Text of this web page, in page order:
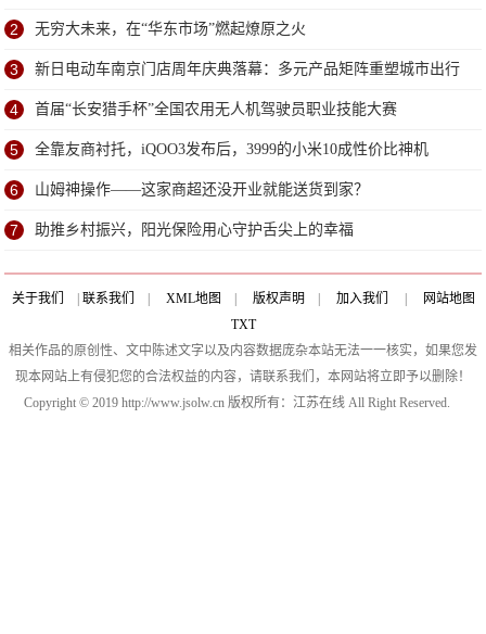
锋！
2 无穷大未来，在“华东市场”燃起燎原之火
3 新日电动车南京门店周年庆典落幕：多元产品矩阵重塑城市出行
新体验
4 首届“长安猎手杯”全国农用无人机驾驶员职业技能大赛
5 全靠友商衬托，iQOO3发布后，3999的小米10成性价比神机
6 山姆神操作——这家商超还没开业就能送货到家？
7 助推乡村振兴，阳光保险用心守护舌尖上的幸福
关于我们 联系我们 XML地图 版权声明 加入我们
网站地图
TXT
相关作品的原创性、文中陈述文字以及内容数据庞杂本站无法一一核实，如果您发
现本网站上有侵犯您的合法权益的内容，请联系我们，本网站将立即予以删除！
Copyright © 2019 http://www.jsolw.cn 版权所有：江苏在线 All Right Reserved.